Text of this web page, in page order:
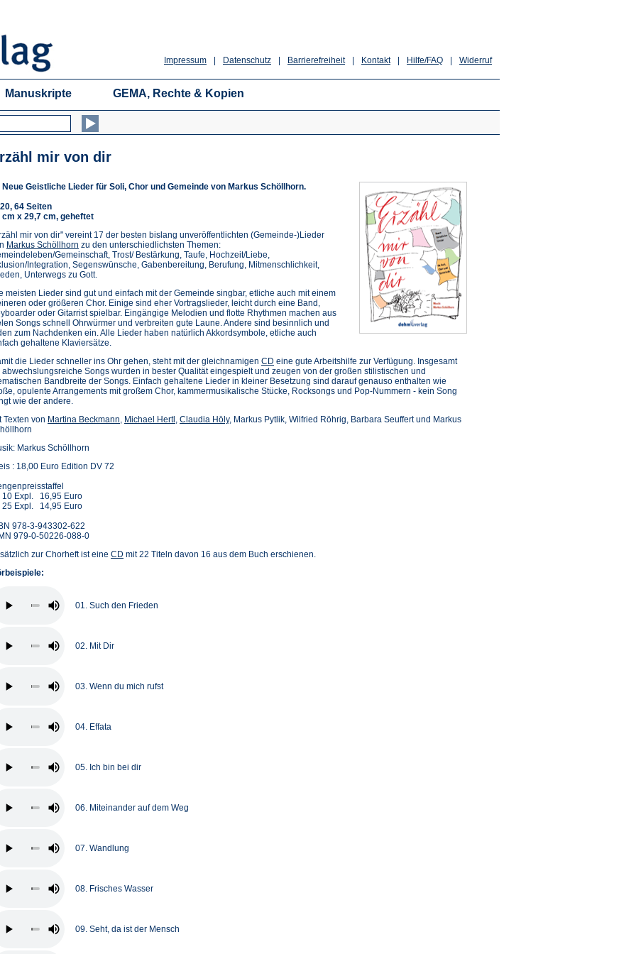
Widerruf
Hilfe/FAQ
Kontakt
Barrierefreiheit
Datenschutz
Impressum
Manuskripte GEMA, Rechte & Kopien
mir von dir
Neue Geistliche Lieder für Soli, Chor und Gemeinde von Markus Schöllhorn.
64 Seiten
cm x 29,7 cm, geheftet
mir von dir" vereint 17 der besten bislang unveröffentlichten (Gemeinde-)Lieder
Markus Schöllhorn zu den unterschiedlichsten Themen:
Gemeinschaft, Trost/ Bestärkung, Taufe, Hochzeit/Liebe,
Integration, Segenswünsche, Gabenbereitung, Berufung, Mitmenschlichkeit,
Unterwegs zu Gott.
meisten Lieder sind gut und einfach mit der Gemeinde singbar, etliche auch mit einem
oder größeren Chor. Einige sind eher Vortragslieder, leicht durch eine Band,
oder Gitarrist spielbar. Eingängige Melodien und flotte Rhythmen machen aus
Songs schnell Ohrwürmer und verbreiten gute Laune. Andere sind besinnlich und
zum Nachdenken ein. Alle Lieder haben natürlich Akkordsymbole, etliche auch
gehaltene Klaviersätze.
die Lieder schneller ins Ohr gehen, steht mit der gleichnamigen CD eine gute Arbeitshilfe zur Verfügung. Insgesamt
abwechslungsreiche Songs wurden in bester Qualität eingespielt und zeugen von der großen stilistischen und
Bandbreite der Songs. Einfach gehaltene Lieder in kleiner Besetzung sind darauf genauso enthalten wie
opulente Arrangements mit großem Chor, kammermusikalische Stücke, Rocksongs und Pop-Nummern - kein Song
wie der andere.
Texten von Martina Beckmann, Michael Hertl , Claudia Höly, Markus Pytlik, Wilfried Röhrig, Barbara Seuffert und Markus
Markus Schöllhorn
: 18,00 Euro Edition DV 72
10 Expl. 16,95 Euro
25 Expl. 14,95 Euro
978-3-943302-622
979-0-50226-088-0
zur Chorheft ist eine CD mit 22 Titeln davon 16 aus dem Buch erschienen.
01. Such den Frieden
02. Mit Dir
03. Wenn du mich rufst
04. Effata
05. Ich bin bei dir
06. Miteinander auf dem Weg
07. Wandlung
08. Frisches Wasser
09. Seht, da ist der Mensch